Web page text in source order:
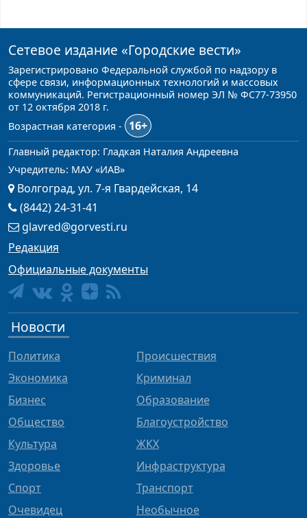
Сетевое издание «Городские вести»
Зарегистрировано Федеральной службой по надзору в
сфере связи, информационных технологий и массовых
коммуникаций. Регистрационный номер ЭЛ № ФС77-73950
от 12 октября 2018 г.
Возрастная категория -
16+
Главный редактор: Гладкая Наталия Андреевна
Учредитель: МАУ «ИАВ»
Волгоград, ул. 7-я Гвардейская, 14
(8442) 24-31-41
glavred@gorvesti.ru
Редакция
Официальные документы
Новости
Политика
Экономика
Бизнес
Общество
Культура
Здоровье
Спорт
Очевидец
Происшествия
Криминал
Образование
Благоустройство
ЖКХ
Инфраструктура
Транспорт
Необычное